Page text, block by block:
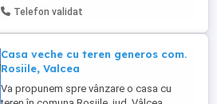
Telefon validat
Casa veche cu teren generos com.
Rosiile, Valcea
Va propunem spre vânzare o casa cu